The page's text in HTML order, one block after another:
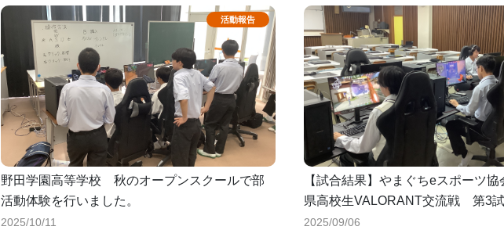
野田学園高等学校 秋のオープンスクールで部
活動体験を行いました。
2025/10/11
【試合結果】やまぐちeスポーツ
県高校生VALORANT交流戦 第3
2025/09/06